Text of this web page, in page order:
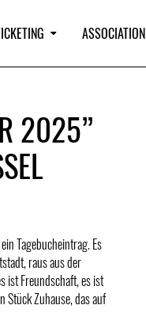
ASSOCIATION
2025”
Tagebucheintrag. Es
raus aus der
ist Freundschaft, es ist
Stück Zuhause, das auf